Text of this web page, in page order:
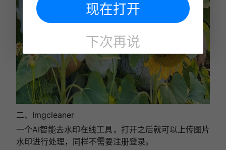
二、Imgcleaner
一个AI智能去水印在线工具，打开之后就可以上传图片
水印进行处理，同样不需要注册登录。
现在打开
下次再说